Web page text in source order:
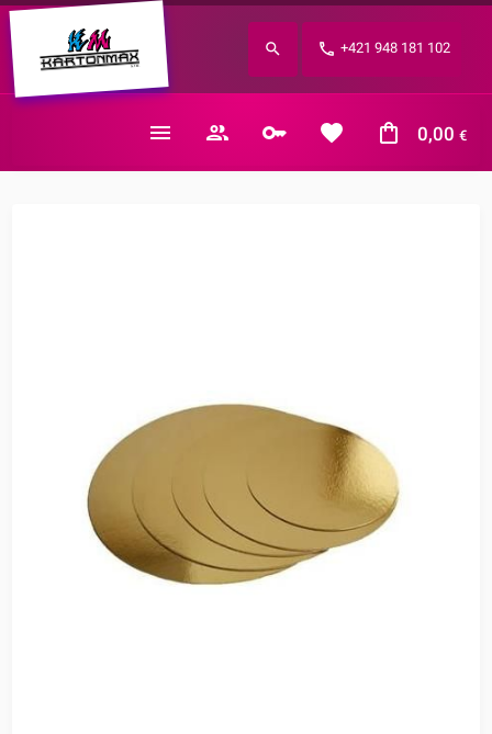
+421 948 181 102
0,00 €
Zabudnuté heslo?
E-mail